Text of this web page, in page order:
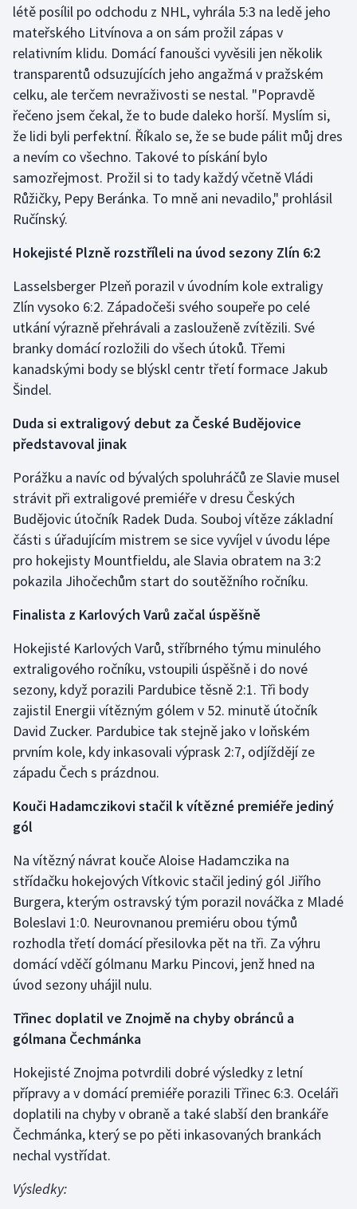
Lezení
Lyže a snowboard
Moderní pětiboj
Motorsport
Olympijské hry
Parasport
Ragby
Rychlobruslení
Rychlostní kanoistika
Short track
Sportovní střelba
Stolní tenis
Triatlon
Veslování
Vodní slalom
Volejbal
Ostatní
létě posílil po odchodu z NHL, vyhrála 5:3 na ledě jeho
mateřského Litvínova a on sám prožil zápas v
relativním klidu. Domácí fanoušci vyvěsili jen několik
transparentů odsuzujících jeho angažmá v pražském
celku, ale terčem nevraživosti se nestal. "Popravdě
řečeno jsem čekal, že to bude daleko horší. Myslím si,
že lidi byli perfektní. Říkalo se, že se bude pálit můj dres
a nevím co všechno. Takové to pískání bylo
samozřejmost. Prožil si to tady každý včetně Vládi
Růžičky, Pepy Beránka. To mně ani nevadilo," prohlásil
Ručínský.
Hokejisté Plzně rozstříleli na úvod sezony Zlín 6:2
Lasselsberger Plzeň porazil v úvodním kole extraligy
Zlín vysoko 6:2. Západočeši svého soupeře po celé
utkání výrazně přehrávali a zaslouženě zvítězili. Své
branky domácí rozložili do všech útoků. Třemi
kanadskými body se blýskl centr třetí formace Jakub
Šindel.
Duda si extraligový debut za České Budějovice
představoval jinak
Porážku a navíc od bývalých spoluhráčů ze Slavie musel
strávit při extraligové premiéře v dresu Českých
Budějovic útočník Radek Duda. Souboj vítěze základní
části s úřadujícím mistrem se sice vyvíjel v úvodu lépe
pro hokejisty Mountfieldu, ale Slavia obratem na 3:2
pokazila Jihočechům start do soutěžního ročníku.
Finalista z Karlových Varů začal úspěšně
Hokejisté Karlových Varů, stříbrného týmu minulého
extraligového ročníku, vstoupili úspěšně i do nové
sezony, když porazili Pardubice těsně 2:1. Tři body
zajistil Energii vítězným gólem v 52. minutě útočník
David Zucker. Pardubice tak stejně jako v loňském
prvním kole, kdy inkasovali výprask 2:7, odjíždějí ze
západu Čech s prázdnou.
Kouči Hadamczikovi stačil k vítězné premiéře jediný
gól
Na vítězný návrat kouče Aloise Hadamczika na
střídačku hokejových Vítkovic stačil jediný gól Jiřího
Burgera, kterým ostravský tým porazil nováčka z Mladé
Boleslavi 1:0. Neurovnanou premiéru obou týmů
rozhodla třetí domácí přesilovka pět na tři. Za výhru
domácí vděčí gólmanu Marku Pincovi, jenž hned na
úvod sezony uhájil nulu.
Třinec doplatil ve Znojmě na chyby obránců a
gólmana Čechmánka
Hokejisté Znojma potvrdili dobré výsledky z letní
přípravy a v domácí premiéře porazili Třinec 6:3. Oceláři
doplatili na chyby v obraně a také slabší den brankáře
Čechmánka, který se po pěti inkasovaných brankách
nechal vystřídat.
Výsledky: